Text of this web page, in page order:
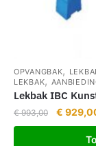
OPVANGBAK,
LEKBAK,
Lekbak IBC
€993,00 €